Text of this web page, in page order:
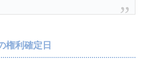
権利確定日